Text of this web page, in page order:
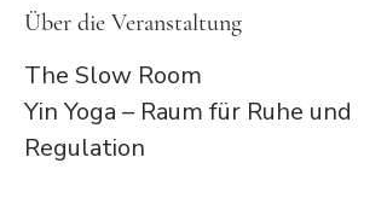
Über die Veranstaltung
The Slow Room
Yin Yoga – Raum für Ruhe und
Regulation